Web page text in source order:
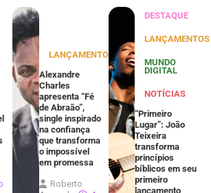
LANÇAMENTOS
Alexandre
Charles
apresenta “Fé
de Abraão”,
single inspirado
na confiança
que transforma
o impossível
em promessa
Roberto
DESTAQUE
LANÇAMENTOS
MUNDO
DIGITAL
NOTÍCIAS
“Primeiro
Lugar”: João
Teixeira
transforma
princípios
bíblicos em seu
primeiro
lançamento